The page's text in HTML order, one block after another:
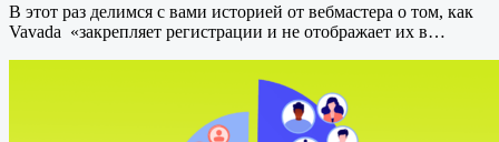
В этот раз делимся с вами историей от вебмастера о том, как
Vavada «закрепляет регистрации и не отображает их в…